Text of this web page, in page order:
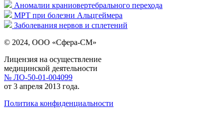
Аномалии краниовертебрального перехода
МРТ при болезни Альцгеймера
Заболевания нервов и сплетений
© 2024, ООО «Сфера-СМ»
Лицензия на осуществление
медицинской деятельности
№ ЛО-50-01-004099
от 3 апреля 2013 года.
Политика конфиденциальности